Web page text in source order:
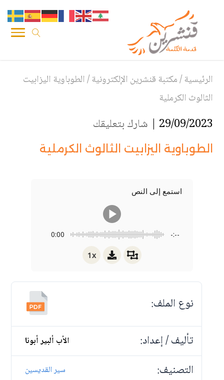
الرئيسية/مكتبة قنشرين الإلكترونية/الطوباوية اليزابيت
الثالوث الكرملية
29/09/2023 | شارك بتعليقك
الطوباوية اليزابيت الثالوث الكرملية
استمع إلى النص
0:00 -:--
1x
نوع الملف:
تأليف / إعداد:
الأب ألبير أبونا
التصنيف: سير القديسين